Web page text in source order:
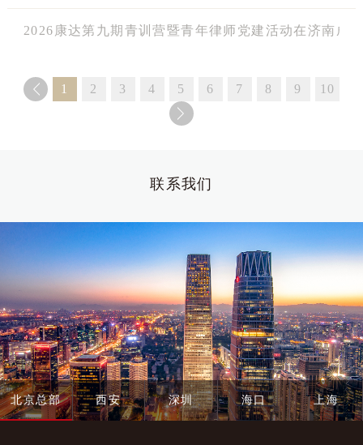
2026康达第九期青训营暨青年律师党建活动在济南成
1 2 3 4 5 6 7 8 9 10
联系我们
北京总部 西安 深圳 海口 上海